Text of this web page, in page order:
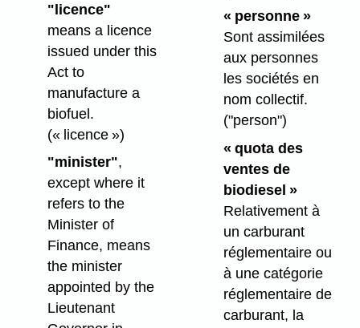
"licence"
means a licence
issued under this
Act to
manufacture a
biofuel.
(« licence »)
"minister",
except where it
refers to the
Minister of
Finance, means
the minister
appointed by the
Lieutenant
« personne »
Sont assimilées
aux personnes
les sociétés en
nom collectif.
("person")
« quota des
ventes de
biodiesel »
Relativement à
un carburant
réglementaire ou
à une catégorie
réglementaire de
carburant, la